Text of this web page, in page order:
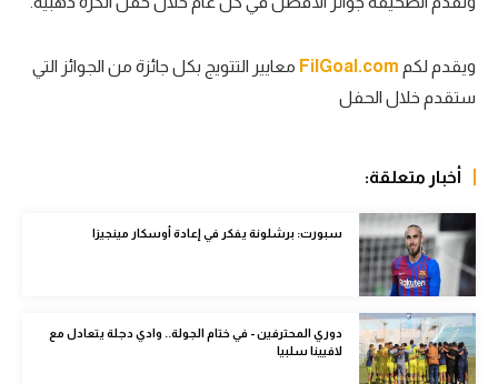
سعودي في الجول
الدوري الإنجليزي
الدوري الإسباني
رياضات أخرى
أمم إفريقيا
كرة السلة الأمريكية
كرة سلة
ويقدم لكم FilGoal.com
معايير التتويج بكل جائزة من الجوائز التي
ستقدم خلال الحفل
أخبار متعلقة:
سبورت: برشلونة يفكر في إعادة أوسكار مينجيزا
دوري المحترفين - في ختام الجولة.. وادي دجلة يتعادل مع
لافيينا سلبيا